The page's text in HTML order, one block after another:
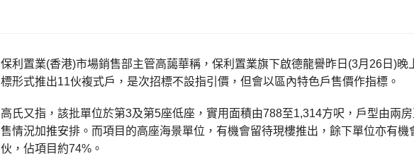
保利置業(香港)市場銷售部主管高藹華稱，保利置業旗下啟德龍譽昨日(3月26日)
標形式推出11伙複式戶，是次招標不設指引價，但會以區內特色戶售價作指標。
高氏又指，該批單位於第3及第5座低座，實用面積由788至1,314方呎，戶型由兩
售情況加推安排。而項目的高座海景單位，有機會留待現樓推出，餘下單位亦有
伙，佔項目約74%。